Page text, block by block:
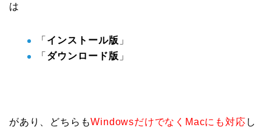
は
「 インストール版 」
「 ダウンロード版 」
があり、どちらもWindowsだけでなくMacにも対応 し